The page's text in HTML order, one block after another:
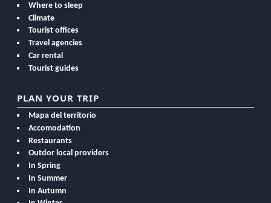
Where to sleep
Climate
Tourist offices
Travel agencies
Car rental
Tourist guides
PLAN YOUR TRIP
Mapa del territorio
Accomodation
Restaurants
Outdor local providers
In Spring
In Summer
In Autumn